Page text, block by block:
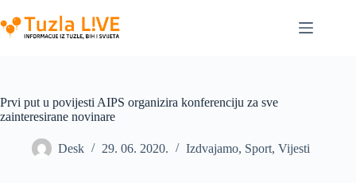
to
content
Prvi put u povijesti AIPS organizira konferenciju za sve
zainteresirane novinare
Desk 29. 06. 2020. Izdvajamo, Sport, Vijesti